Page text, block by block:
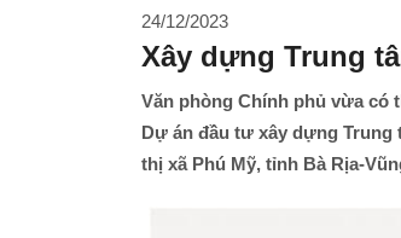
24/12/2023
Xây dựng Trung
Văn phòng Chính phủ vừa có
Dự án đầu tư xây dựng Trung
thị xã Phú Mỹ, tỉnh Bà Rịa-